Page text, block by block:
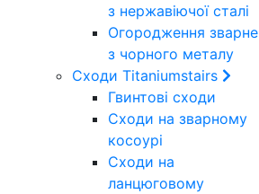
з нержавіючої сталі
Огородження зварне
з чорного металу
Сходи Titaniumstairs
Гвинтові сходи
Cходи на зварному
косоурі
Сходи на
ланцюговому